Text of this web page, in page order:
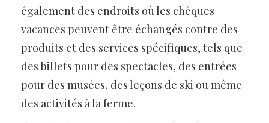
également des endroits où les chèques
vacances peuvent être échangés contre des
produits et des services spécifiques, tels que
des billets pour des spectacles, des entrées
pour des musées, des leçons de ski ou même
des activités à la ferme.